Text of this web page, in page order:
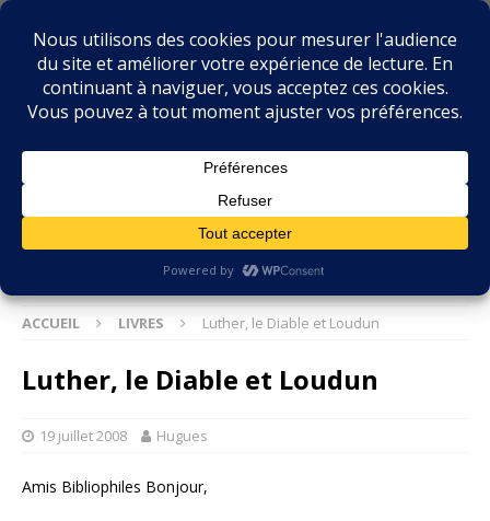
BIBLIOPHILIE.COM
LE BLOG DU BIBLIOPHILE, DES BIBLIOPHILES, DE LA
ACCUEIL LIVRES Luther, le Diable et Loudun
Luther, le Diable et Loudun
19 juillet 2008 Hugues
Amis Bibliophiles Bonjour,